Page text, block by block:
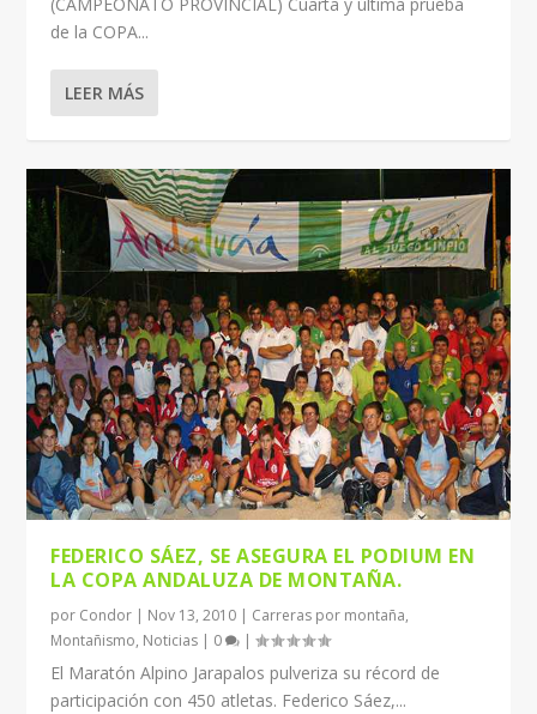
de la COPA...
LEER MÁS
FEDERICO SÁEZ, SE ASEGURA EL PODIUM EN
LA COPA ANDALUZA DE MONTAÑA.
por Condor | Nov 13, 2010 | Carreras por montaña,
Montañismo, Noticias | 0 |
El Maratón Alpino Jarapalos pulveriza su récord de
participación con 450 atletas. Federico Sáez,...